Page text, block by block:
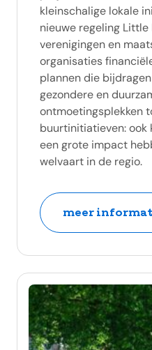
kleinschalige lokale
nieuwe regeling Little
verenigingen en
organisaties
plannen die
gezondere en
ontmoetingsplekken
buurtinitiatieven: ook
een grote impact
welvaart in de regio.
meer